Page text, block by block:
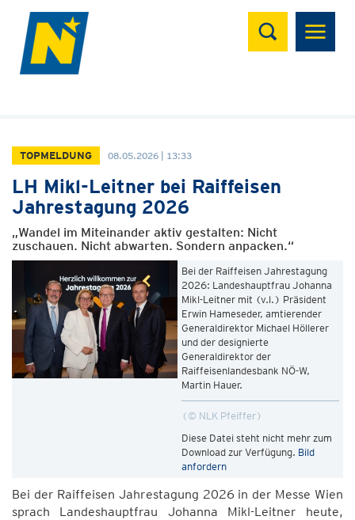
Suchen
TOPMELDUNG 08.05.2026 | 13:33
LH Mikl-Leitner bei Raiffeisen
Jahrestagung 2026
„Wandel im Miteinander aktiv gestalten: Nicht
zuschauen. Nicht abwarten. Sondern anpacken.“
Bei der Raiffeisen Jahrestagung
2026: Landeshauptfrau Johanna
Mikl-Leitner mit (v.l.) Präsident
Erwin Hameseder, amtierender
Generaldirektor Michael Höllerer
und der designierte
Generaldirektor der
Raiffeisenlandesbank NÖ-W,
Martin Hauer.
© NLK Pfeiffer
Diese Datei steht nicht mehr zum
Download zur Verfügung. Bild
anfordern
Bei der Raiffeisen Jahrestagung 2026 in der Messe Wien
sprach Landeshauptfrau Johanna Mikl-Leitner heute,